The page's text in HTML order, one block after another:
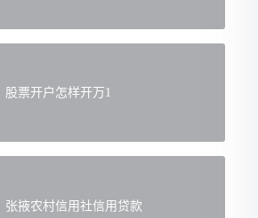
股票开户怎样开万1
张掖农村信用社信用贷款